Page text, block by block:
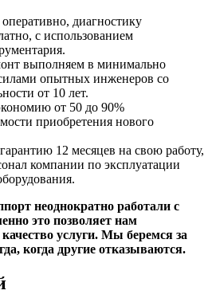
диагностику
с использованием
выполняем в минимально
опытных инженеров со
от 10 лет.
от 50 до 90%
приобретения нового
12 месяцев на свою работу,
компании по эксплуатации
неоднократно работали с
это позволяет нам
услуги. Мы беремся за
когда другие отказываются.